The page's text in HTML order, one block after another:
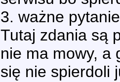
3. ważne
Tutaj zdania są
nie ma mowy, a
się nie spierdoli